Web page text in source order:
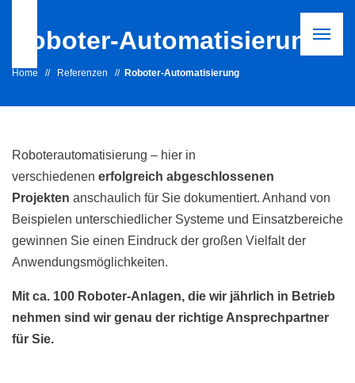
Roboter-Automatisierung
Home // Referenzen // Roboter-Automatisierung
Roboterautomatisierung – hier in
verschiedenen erfolgreich abgeschlossenen
Projekten anschaulich für Sie dokumentiert. Anhand von
Beispielen unterschiedlicher Systeme und Einsatzbereiche
gewinnen Sie einen Eindruck der großen Vielfalt der
Anwendungsmöglichkeiten.
Mit ca. 100 Roboter-Anlagen, die wir jährlich in Betrieb
nehmen sind wir genau der richtige Ansprechpartner
für Sie.